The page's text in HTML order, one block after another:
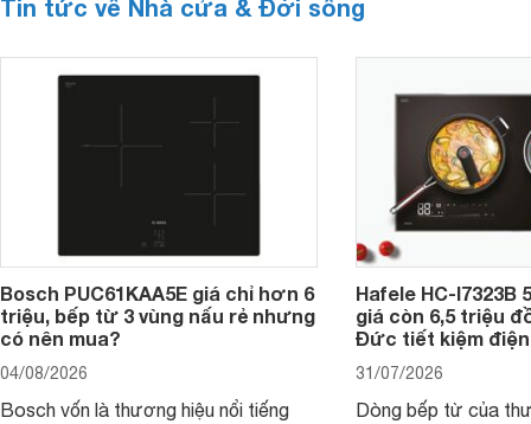
Tin tức về Nhà cửa & Đời sống
Bosch PUC61KAA5E giá chỉ hơn 6
triệu, bếp từ 3 vùng nấu rẻ nhưng
có nên mua?
04/08/2026
Bosch vốn là thương hiệu nổi tiếng
Hafele HC-I7323B
giá còn 6,5 triệu
Đức tiết kiệm
31/07/2026
Dòng bếp từ của